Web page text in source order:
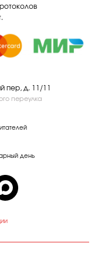
пер, д. 11/11
переулка
день